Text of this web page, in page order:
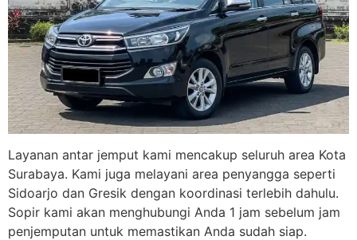
Layanan antar jemput kami mencakup seluruh area Kota
Surabaya. Kami juga melayani area penyangga seperti
Sidoarjo dan Gresik dengan koordinasi terlebih dahulu.
Sopir kami akan menghubungi Anda 1 jam sebelum jam
penjemputan untuk memastikan Anda sudah siap.